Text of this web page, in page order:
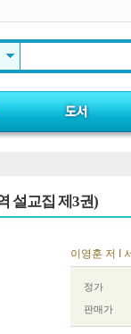
설교집 제3권)
이영훈 저 I
정가
판매가